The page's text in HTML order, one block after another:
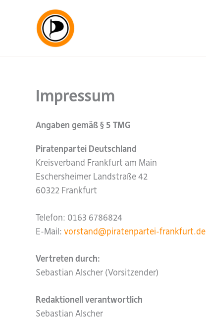
Impressum
Angaben gemäß § 5 TMG
Piratenpartei Deutschland
Kreisverband Frankfurt am Main
Eschersheimer Landstraße 42
60322 Frankfurt
Telefon: 0163 6786824
E-Mail: vorstand@piratenpartei-frankfurt.de
Vertreten durch:
Sebastian Alscher (Vorsitzender)
Redaktionell verantwortlich
Sebastian Alscher